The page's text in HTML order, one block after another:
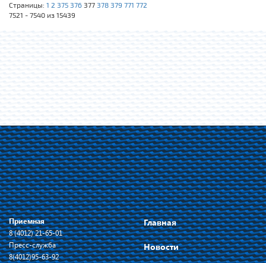
Страницы: 1 2 375 376 377 378 379 771 772
7521 - 7540 из 15439
Приемная
8 (4012) 21-65-01
Пресс-служба
8(4012)95-63-92
Главная
Новости